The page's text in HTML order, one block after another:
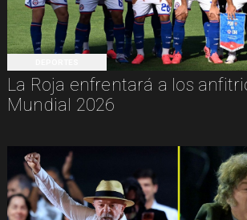
La Roja enfrentará a los
Mundial 2026